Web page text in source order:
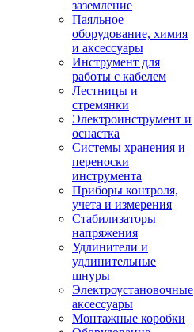
заземление
Паяльное
оборудование, химия
и аксессуары
Инструмент для
работы с кабелем
Лестницы и
стремянки
Электроинструмент и
оснастка
Системы хранения и
переноски
инструмента
Приборы контроля,
учета и измерения
Стабилизаторы
напряжения
Удлинители и
удлинительные
шнуры
Электроустановочные
аксессуары
Монтажные коробки